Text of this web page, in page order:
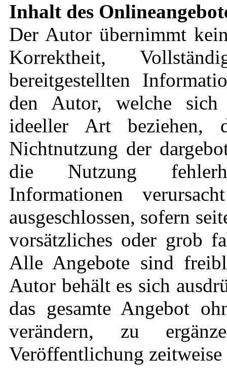
Inhalt des
Der Autor übernimmt
Korrektheit,
bereitgestellten
den Autor, welche sich
ideeller Art beziehen,
Nichtnutzung der
die Nutzung
Informationen
ausgeschlossen, sofern
vorsätzliches oder grob
Alle Angebote sind
Autor behält es sich
das gesamte Angebot
verändern, zu
Veröffentlichung